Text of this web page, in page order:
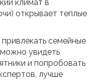
климат в
открывает теплые
семейные
увидеть
и попробовать
лучше